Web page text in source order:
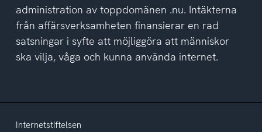
administration av toppdomänen .nu. Intäkterna
från affärsverksamheten finansierar en rad
satsningar i syfte att möjliggöra att människor
ska vilja, våga och kunna använda internet.
Internetstiftelsen